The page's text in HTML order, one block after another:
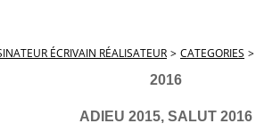
ÉCRIVAIN RÉALISATEUR > CATEGORIES >
2016
ADIEU 2015, SALUT 2016